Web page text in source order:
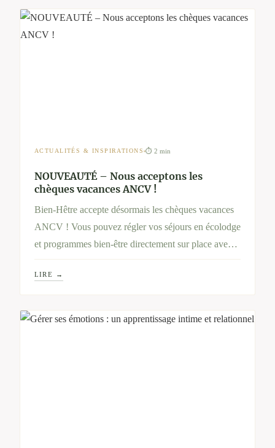
ACTUALITÉS & INSPIRATIONS ⏱ 2 min
NOUVEAUTÉ – Nous acceptons les
chèques vacances ANCV !
Bien-Hêtre accepte désormais les chèques vacances
ANCV ! Vous pouvez régler vos séjours en écolodge
et programmes bien-être directement sur place avec
ce moyen de paiement. Une belle façon de
transformer vos droits en moments de ressourcement
en pleine nature.
LIRE →